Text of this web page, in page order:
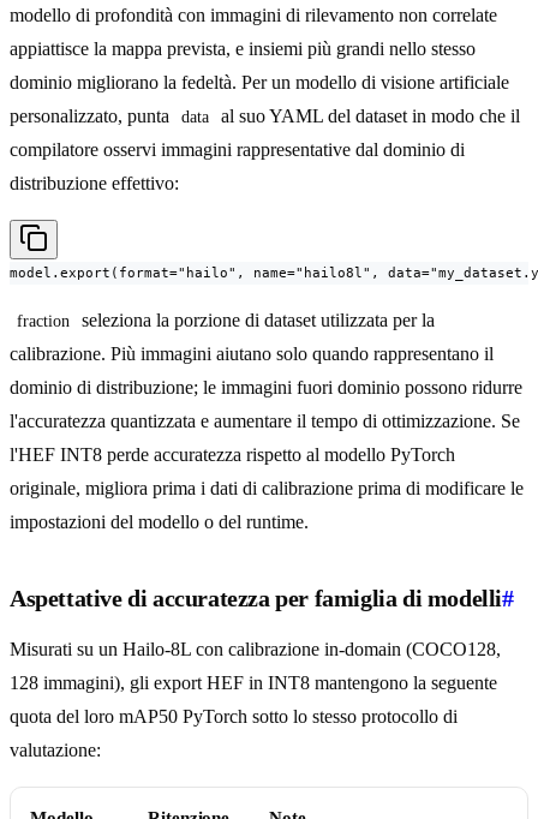
modello di profondità con immagini di rilevamento non correlate
appiattisce la mappa prevista, e insiemi più grandi nello stesso
dominio migliorano la fedeltà. Per un modello di visione artificiale
personalizzato, punta
data
al suo YAML del dataset in modo che il
compilatore osservi immagini rappresentative dal dominio di
distribuzione effettivo:
model.export(format="hailo", name="hailo8l",
fraction
seleziona la porzione di dataset utilizzata per la
calibrazione. Più immagini aiutano solo quando rappresentano il
dominio di distribuzione; le immagini fuori dominio possono ridurre
l'accuratezza quantizzata e aumentare il tempo di ottimizzazione. Se
l'HEF INT8 perde accuratezza rispetto al modello PyTorch
originale, migliora prima i dati di calibrazione prima di modificare le
impostazioni del modello o del runtime.
Aspettative di accuratezza per famiglia di modelli#
Misurati su un Hailo-8L con calibrazione in-domain (COCO128,
128 immagini), gli export HEF in INT8 mantengono la seguente
quota del loro mAP50 PyTorch sotto lo stesso protocollo di
valutazione: